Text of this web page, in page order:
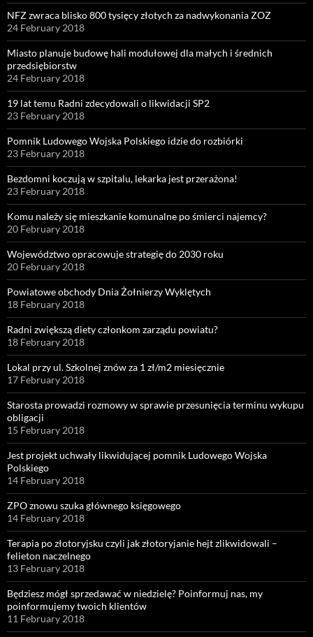
NFZ zwraca blisko 800 tysięcy złotych za nadwykonania ZOZ
24 February 2018
Miasto planuje budowę hali modułowej dla małych i średnich
przedsiębiorstw
24 February 2018
19 lat temu Radni zdecydowali o likwidacji SP2
23 February 2018
Pomnik Ludowego Wojska Polskiego idzie do rozbiórki
23 February 2018
Bezdomni koczują w szpitalu, lekarka jest przerażona!
23 February 2018
Komu należy się mieszkanie komunalne po śmierci najemcy?
20 February 2018
Województwo opracowuje strategię do 2030 roku
20 February 2018
Powiatowe obchody Dnia Żołnierzy Wyklętych
18 February 2018
Radni zwiększą diety członkom zarządu powiatu?
18 February 2018
Lokal przy ul. Szkolnej znów za 1 zł/m2 miesięcznie
17 February 2018
Starosta prowadzi rozmowy w sprawie przesunięcia terminu wykupu
obligacji
15 February 2018
Jest projekt uchwały likwidującej pomnik Ludowego Wojska
Polskiego
14 February 2018
ZPO znowu szuka głównego księgowego
14 February 2018
Terapia po złotoryjsku czyli jak złotoryjanie hejt zlikwidowali –
felieton naczelnego
13 February 2018
Będziesz mógł sprzedawać w niedzielę? Poinformuj nas, my
poinformujemy twoich klientów
11 February 2018